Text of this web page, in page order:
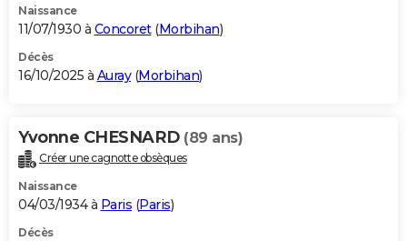
GUIDES D'ACHAT
BONS PLANS
Carte de Noël
Carte Bonne année
Carte Saint-Valentin
Carte Pâques
Carte d'anniversaire
DICTIONNAIRE
Dictionnaire
Biographies
Citations
Expressions
Proverbes
PROGRAMME TV
Naissance
11/07/1930 à Concoret(Morbihan)
Décès
16/10/2025 à Auray(Morbihan)
Yvonne CHESNARD (89 ans)
Créer une cagnotte obsèques
Naissance
04/03/1934 à Paris (Paris)
Décès